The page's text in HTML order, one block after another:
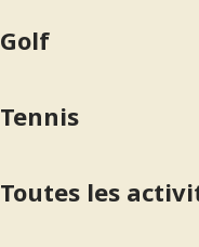
Golf
Tennis
Toutes les